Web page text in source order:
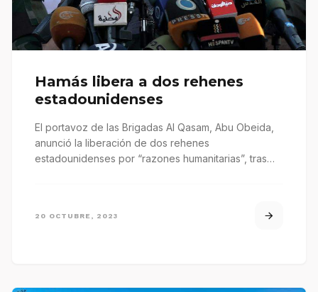
Hamás libera a dos rehenes
estadounidenses
El portavoz de las Brigadas Al Qasam, Abu Obeida,
anunció la liberación de dos rehenes
estadounidenses por “razones humanitarias”, tras…
20 OCTUBRE, 2023